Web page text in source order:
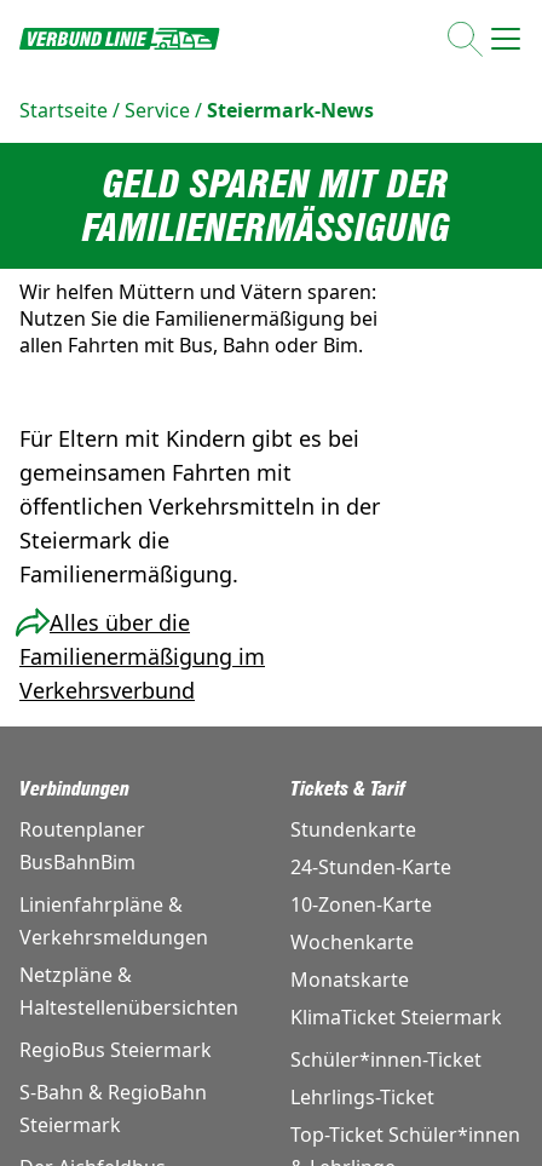
Startseite/Service/Steiermark-News
GELD SPAREN MIT DER
FAMILIENERMÄSSIGUNG
Wir helfen Müttern und Vätern sparen:
Nutzen Sie die Familienermäßigung bei
allen Fahrten mit Bus, Bahn oder Bim.
Für Eltern mit Kindern gibt es bei
gemeinsamen Fahrten mit
öffentlichen Verkehrsmitteln in der
Steiermark die
Familienermäßigung.
Alles über die
Familienermäßigung im
Verkehrsverbund
Verbindungen
Routenplaner
BusBahnBim
Linienfahrpläne &
Verkehrsmeldungen
Netzpläne &
Haltestellenübersichten
RegioBus Steiermark
S-Bahn & RegioBahn
Steiermark
Tickets & Tarif
Stundenkarte
24-Stunden-Karte
10-Zonen-Karte
Wochenkarte
Monatskarte
KlimaTicket Steiermark
Schüler*innen-Ticket
Lehrlings-Ticket
Top-Ticket Schüler*innen